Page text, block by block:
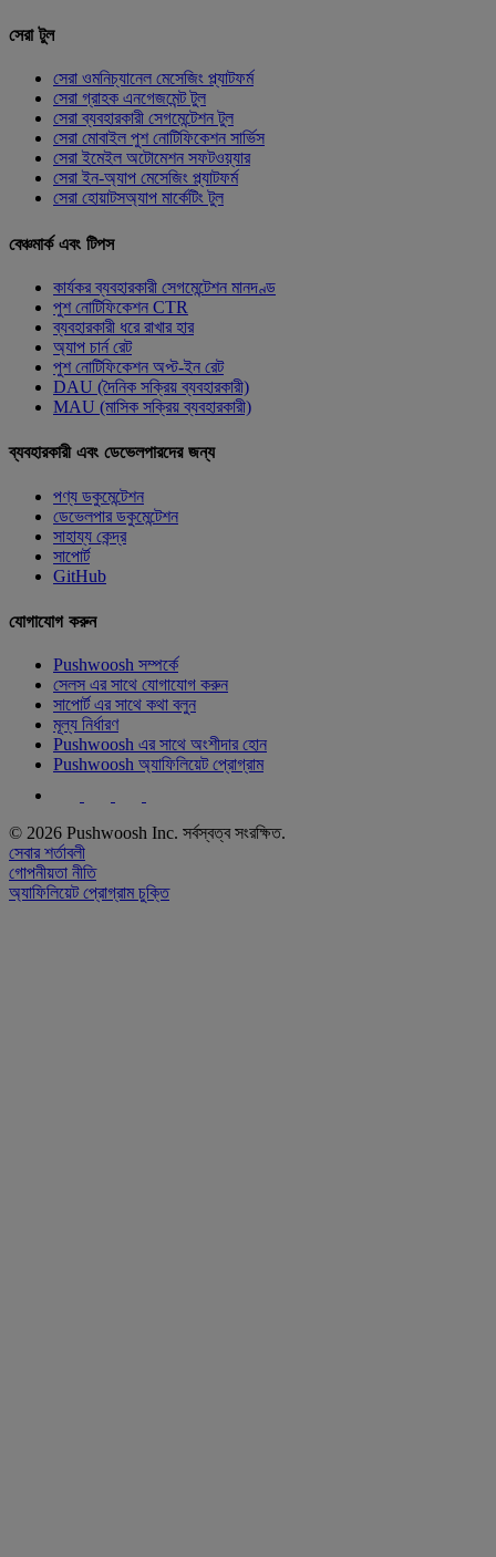
সেরা টুল
সেরা ওমনিচ্যানেল মেসেজিং প্ল্যাটফর্ম
সেরা গ্রাহক এনগেজমেন্ট টুল
সেরা ব্যবহারকারী সেগমেন্টেশন টুল
সেরা মোবাইল পুশ নোটিফিকেশন সার্ভিস
সেরা ইমেইল অটোমেশন সফটওয়্যার
সেরা ইন-অ্যাপ মেসেজিং প্ল্যাটফর্ম
সেরা হোয়াটসঅ্যাপ মার্কেটিং টুল
বেঞ্চমার্ক এবং টিপস
কার্যকর ব্যবহারকারী সেগমেন্টেশন মানদণ্ড
পুশ নোটিফিকেশন CTR
ব্যবহারকারী ধরে রাখার হার
অ্যাপ চার্ন রেট
পুশ নোটিফিকেশন অপ্ট-ইন রেট
DAU (দৈনিক সক্রিয় ব্যবহারকারী)
MAU (মাসিক সক্রিয় ব্যবহারকারী)
ব্যবহারকারী এবং ডেভেলপারদের জন্য
পণ্য ডকুমেন্টেশন
ডেভেলপার ডকুমেন্টেশন
সাহায্য কেন্দ্র
সাপোর্ট
GitHub
যোগাযোগ করুন
Pushwoosh সম্পর্কে
সেলস এর সাথে যোগাযোগ করুন
সাপোর্ট এর সাথে কথা বলুন
মূল্য নির্ধারণ
Pushwoosh এর সাথে অংশীদার হোন
Pushwoosh অ্যাফিলিয়েট প্রোগ্রাম
© 2026 Pushwoosh Inc. সর্বস্বত্ব সংরক্ষিত.
সেবার শর্তাবলী
গোপনীয়তা নীতি
অ্যাফিলিয়েট প্রোগ্রাম চুক্তি